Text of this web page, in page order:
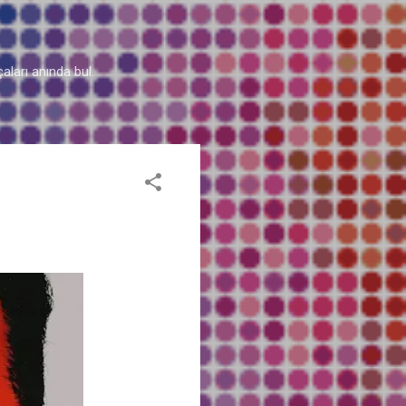
anında bul.
🎵